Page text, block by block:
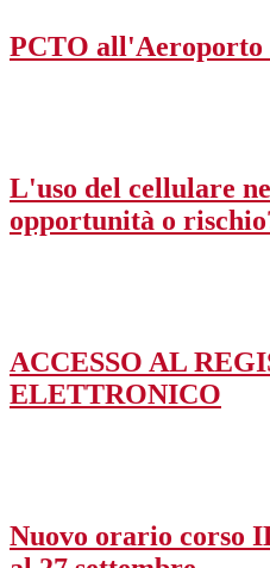
PCTO all'Aeroporto
L'uso del cellulare
opportunità o
ACCESSO AL
ELETTRONICO
Nuovo orario corso